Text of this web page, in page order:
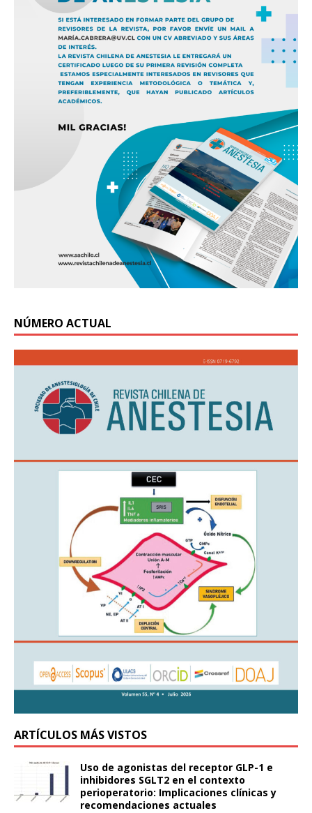
NÚMERO ACTUAL
ARTÍCULOS MÁS VISTOS
Uso de agonistas del receptor GLP-1 e
inhibidores SGLT2 en el contexto
perioperatorio: Implicaciones clínicas y
recomendaciones actuales